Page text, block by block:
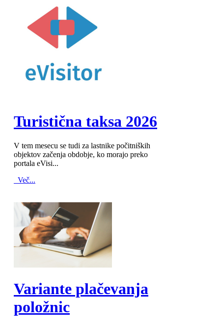
Turistična taksa 2026
V tem mesecu se tudi za lastnike počitniških
objektov začenja obdobje, ko morajo preko
portala eVisi...
Več...
Variante plačevanja
položnic